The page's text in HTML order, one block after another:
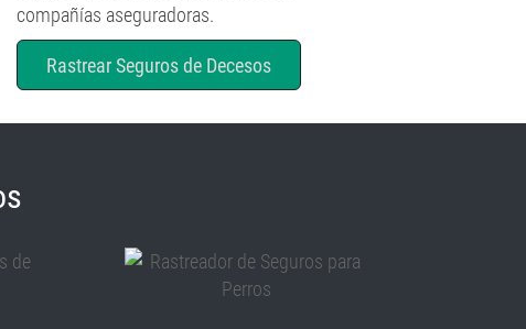
compañías aseguradoras.
Rastrear Seguros de Decesos